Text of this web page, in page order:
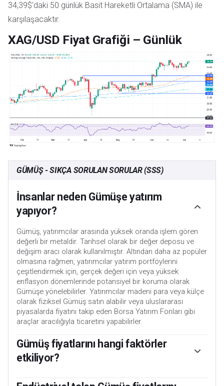
34,39$'daki 50 günlük Basit Hareketli Ortalama (SMA) ile
karşılaşacaktır.
XAG/USD Fiyat Grafiği – Günlük
GÜMÜŞ - SIKÇA SORULAN SORULAR (SSS)
İnsanlar neden Gümüşe yatırım
yapıyor?
Gümüş, yatırımcılar arasında yüksek oranda işlem gören
değerli bir metaldir. Tarihsel olarak bir değer deposu ve
değişim aracı olarak kullanılmıştır. Altından daha az popüler
olmasına rağmen, yatırımcılar yatırım portföylerini
çeşitlendirmek için, gerçek değeri için veya yüksek
enflasyon dönemlerinde potansiyel bir koruma olarak
Gümüşe yönelebilirler. Yatırımcılar madeni para veya külçe
olarak fiziksel Gümüş satın alabilir veya uluslararası
piyasalarda fiyatını takip eden Borsa Yatırım Fonları gibi
araçlar aracılığıyla ticaretini yapabilirler.
Gümüş fiyatlarını hangi faktörler
etkiliyor?